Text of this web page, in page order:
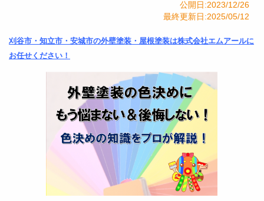
公開日:2023/12/26
最終更新日:2025/05/12
刈谷市・知立市・安城市の外壁塗装・屋根塗装は株式会社エムアールに
お任せください！